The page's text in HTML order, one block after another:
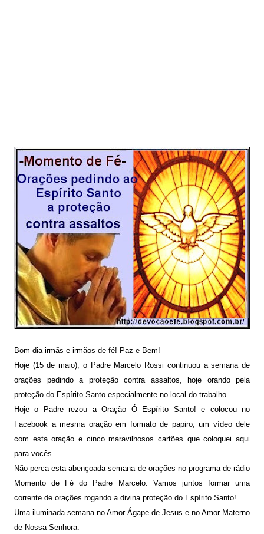
Bom diairmãs e irmãos de fé! Paz e Bem!
Hoje (15 de maio), o Padre Marcelo Rossi continuou a semana de
orações pedindo a proteção contra assaltos, hoje orandopela
proteção do Espírito Santo especialmente no local do trabalho.
Hoje o Padre rezou a Oração ÓEspírito Santo!e colocou no
Facebook a mesma oração em formato de papiro, um vídeo dele
com esta oração e cincomaravilhosos cartões que coloquei aqui
para vocês.
Não perca esta abençoada semana de orações no programa de rádio
Momento de Fé do Padre Marcelo. Vamos juntos formar uma
corrente de orações rogando a divina proteção do Espírito Santo!
Uma iluminada semana no Amor Ágape de Jesus e no Amor Materno
de Nossa Senhora.